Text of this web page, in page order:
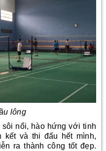
lông
nổi, hào hứng với tinh
kết và thi đấu hết mình,
ra thành công tốt đẹp.